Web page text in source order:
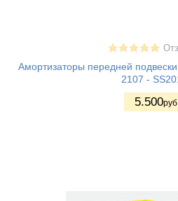
Амортизаторы передней
2107 -
5.500руб.